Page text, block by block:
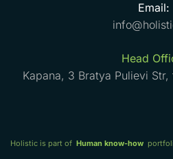
Email:
Head
Kapana, 3 Bratya Pulievi
Holistic is part of Human know-how